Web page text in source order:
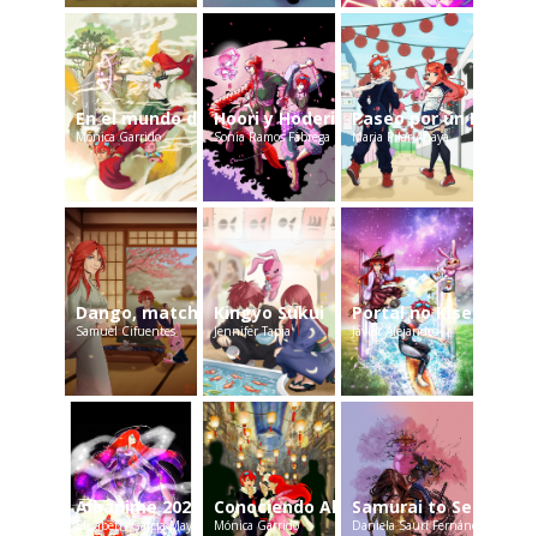
En el mundo de Inuyasha
Mónica Garrido
Hoori y Hoderi
Sonia Ramos Fábrega
Paseo por un Evento
Maria Pilar Anaya
Dango, matcha y pétalos de cerezo
Samuel Cifuentes
Kingyo Sukui
Jennifer Tapia
Portal no Kiseki
Javier Alejandro
Albanime 2026
Elisabeth García Mayoraga
Conociendo Albacete
Mónica Garrido
Samurai to Seirei
Daniela Saurí Fernández